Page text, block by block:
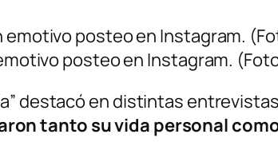
posteo en Instagram.
destacó en distintas
tanto su vida personal